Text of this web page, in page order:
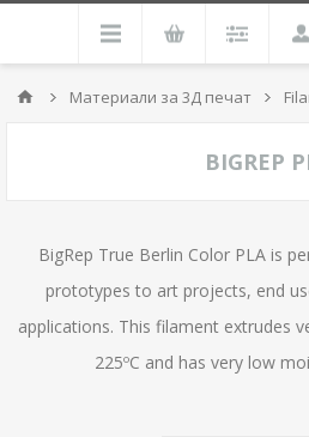
Материали за 3Д печат
BIGREP
BigRep True Berlin Color PLA is
prototypes to art projects, end
applications. This filament extrudes
225ºC and has very low